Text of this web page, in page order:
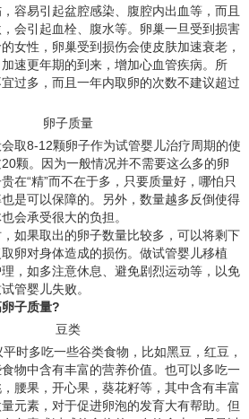
容易引起盆腔感染、腹腔内出血等，而且
会引起血栓、腹水等。卵巢一旦受到损害
女性，卵巢受到损伤会使皮肤加速衰老，
速更年期的到来，增加心血管疾病。所
过多，而且一年内取卵的次数不建议超过
取8-12颗卵子作为试管婴儿治疗周期的使
颗。因为一般情况并不需要这么多的卵
在“精”而不在于多，只要质量好，哪怕只
是可以保障的。另外，数量越多反倒使得
会承受很大的负担。
如果取出的卵子数量比较多，可以将剩下
卵对身体造成的损伤。做试管婴儿移植
，如多注意休息、避免剧烈运动等，以免
管婴儿失败。
子质量?
时多吃一些谷类食物，比如黑豆，红豆，
物中含有丰富的营养价值。也可以多吃一
腰果，开心果，葵花籽等，其中含有丰富
元素，对于促进卵泡的发育大有帮助。但